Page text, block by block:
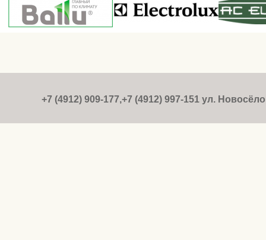
+7 (4912) 909-177,+7 (4912) 997-151 ул.